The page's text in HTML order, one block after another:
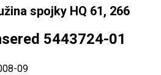
spojky HQ 61, 266
5443724-01
09